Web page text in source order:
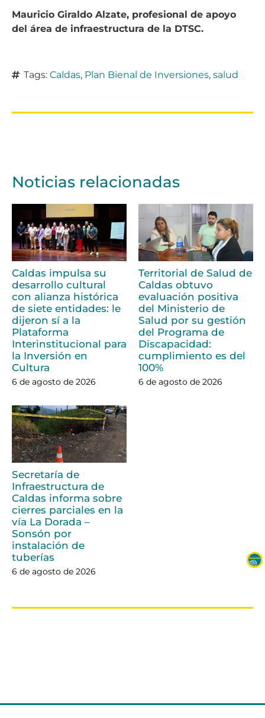
Mauricio Giraldo Alzate, profesional de apoyo
del área de infraestructura de la DTSC.
Tags: Caldas, Plan Bienal de Inversiones, salud
Noticias relacionadas
Caldas impulsa su
desarrollo cultural
con alianza histórica
de siete entidades: le
dijeron sí a la
Plataforma
Interinstitucional para
la Inversión en
Cultura
6 de agosto de 2026
Territorial de Salud de
Caldas obtuvo
evaluación positiva
del Ministerio de
Salud por su gestión
del Programa de
Discapacidad:
cumplimiento es del
100%
6 de agosto de 2026
Secretaría de
Infraestructura de
Caldas informa sobre
cierres parciales en la
vía La Dorada –
Sonsón por
instalación de
tuberías
6 de agosto de 2026